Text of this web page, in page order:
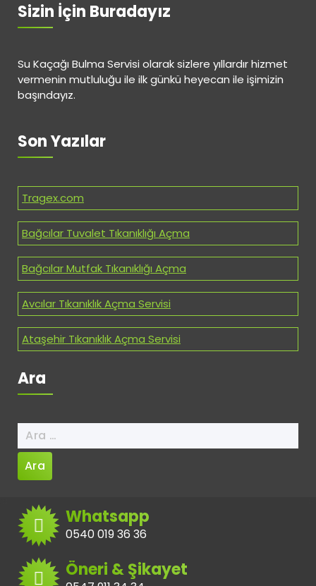
Sizin İçin Buradayız
Su Kaçağı Bulma Servisi olarak sizlere yıllardır hizmet
vermenin mutluluğu ile ilk günkü heyecan ile işimizin
başındayız.
Son Yazılar
Tragex.com
Bağcılar Tuvalet Tıkanıklığı Açma
Bağcılar Mutfak Tıkanıklığı Açma
Avcılar Tıkanıklık Açma Servisi
Ataşehir Tıkanıklık Açma Servisi
Ara
Arama:
Whatsapp
0540 019 36 36
Öneri & Şikayet